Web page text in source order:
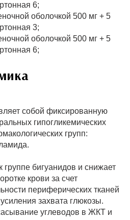
6;
оболочкой 500 мг + 5
3;
оболочкой 500 мг + 5
6;
собой фиксированную
гипогликемических
групп:
бигуанидов и снижает
крови за счет
периферических тканей
захвата глюкозы.
углеводов в ЖКТ и